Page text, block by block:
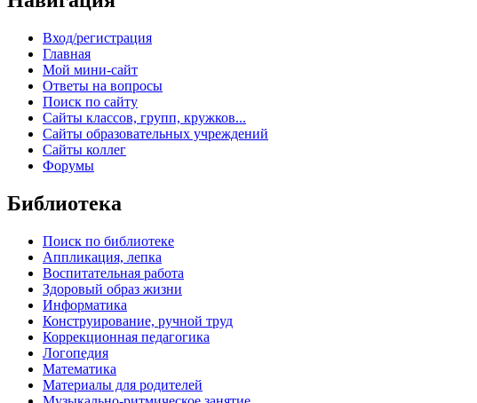
Вход/регистрация
Главная
Мой мини-сайт
Ответы на вопросы
Поиск по сайту
Сайты классов, групп, кружков...
Сайты образовательных учреждений
Сайты коллег
Форумы
Библиотека
Поиск по библиотеке
Аппликация, лепка
Воспитательная работа
Здоровый образ жизни
Информатика
Конструирование, ручной труд
Коррекционная педагогика
Логопедия
Математика
Материалы для родителей